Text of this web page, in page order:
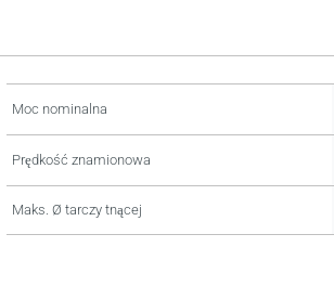
Moc nominalna
Prędkość znamionowa
Maks. Ø tarczy tnącej